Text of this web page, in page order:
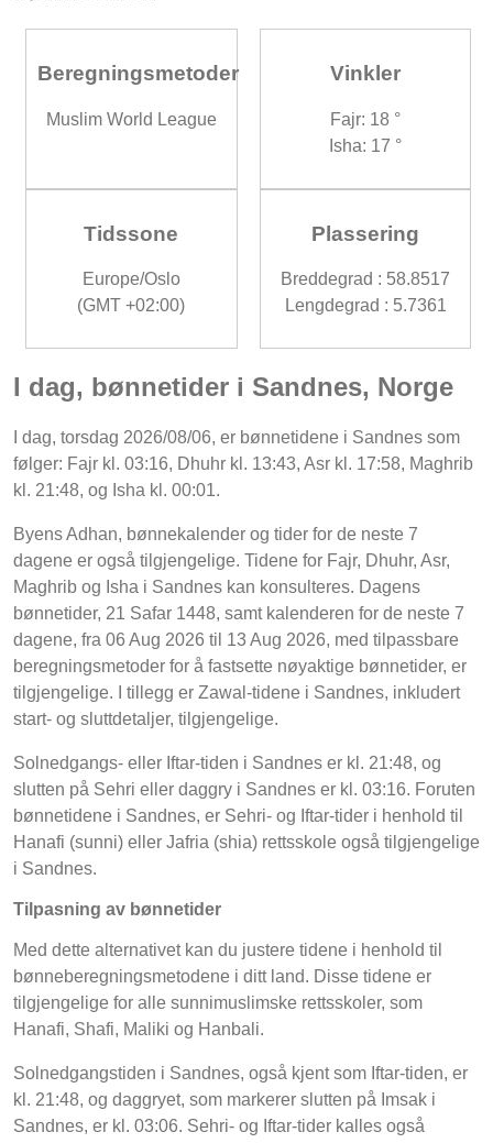
Beregningsmetoder
Muslim World League
Vinkler
Fajr: 18 °
Isha: 17 °
Tidssone
Europe/Oslo
(GMT +02:00)
Plassering
Breddegrad : 58.8517
Lengdegrad : 5.7361
I dag, bønnetider i Sandnes, Norge
I dag, torsdag 2026/08/06, er bønnetidene i Sandnes som
følger: Fajr kl. 03:16, Dhuhr kl. 13:43, Asr kl. 17:58, Maghrib
kl. 21:48, og Isha kl. 00:01.
Byens Adhan, bønnekalender og tider for de neste 7
dagene er også tilgjengelige. Tidene for Fajr, Dhuhr, Asr,
Maghrib og Isha i Sandnes kan konsulteres. Dagens
bønnetider, 21 Safar 1448, samt kalenderen for de neste 7
dagene, fra 06 Aug 2026 til 13 Aug 2026, med tilpassbare
beregningsmetoder for å fastsette nøyaktige bønnetider, er
tilgjengelige. I tillegg er Zawal-tidene i Sandnes, inkludert
start- og sluttdetaljer, tilgjengelige.
Solnedgangs- eller Iftar-tiden i Sandnes er kl. 21:48, og
slutten på Sehri eller daggry i Sandnes er kl. 03:16. Foruten
bønnetidene i Sandnes, er Sehri- og Iftar-tider i henhold til
Hanafi (sunni) eller Jafria (shia) rettsskole også tilgjengelige
i Sandnes.
Tilpasning av bønnetider
Med dette alternativet kan du justere tidene i henhold til
bønneberegningsmetodene i ditt land. Disse tidene er
tilgjengelige for alle sunnimuslimske rettsskoler, som
Hanafi, Shafi, Maliki og Hanbali.
Solnedgangstiden i Sandnes, også kjent som Iftar-tiden, er
kl. 21:48, og daggryet, som markerer slutten på Imsak i
Sandnes, er kl. 03:06. Sehri- og Iftar-tider kalles også